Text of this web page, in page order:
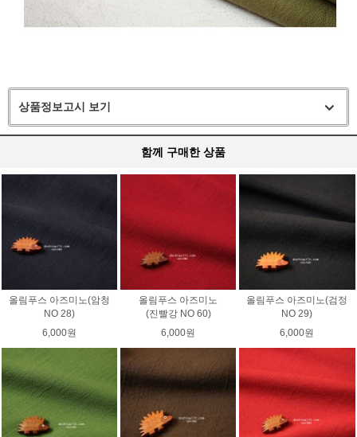
상품정보고시 보기
함께 구매한 상품
올림푸스 아즈미노(암청
NO 28)
6,000원
올림푸스 아즈미노
(진빨강 NO 60)
6,000원
올림푸스 아즈미노(검정
NO 29)
6,000원